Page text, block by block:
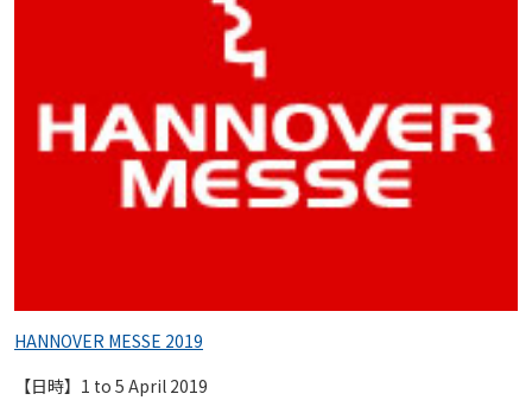
HANNOVER MESSE 2019
【日時】1 to 5 April 2019